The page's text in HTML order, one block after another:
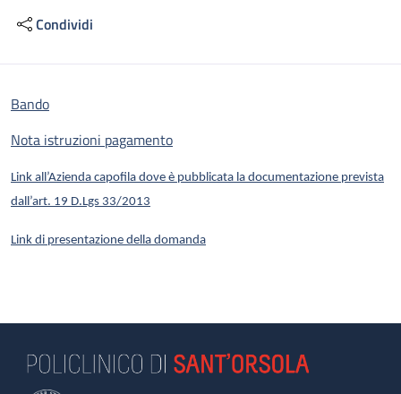
Condividi
Bando
Nota istruzioni pagamento
Link all’Azienda capofila dove è pubblicata la documentazione prevista
dall’art. 19 D.Lgs 33/2013
Link di presentazione della domanda